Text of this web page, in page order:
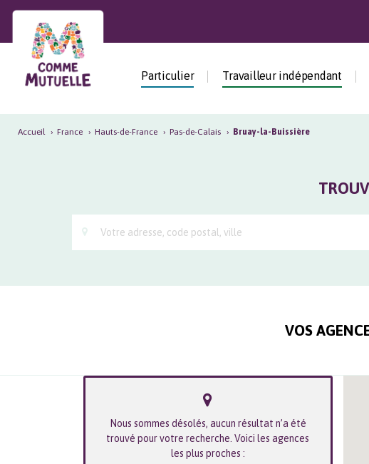
indépendant
Particulier Travailleur indépendant
Accueil › France › Hauts-de-France › Pas-de-Calais › Bruay-la-Buissière
VOS
Nous sommes désolés, aucun résultat n’a été
trouvé pour votre recherche. Voici les agences
les plus proches :